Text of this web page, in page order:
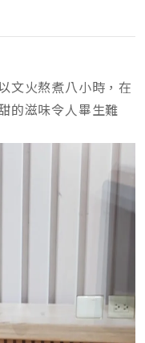
文火熬煮八小時，在
的滋味令人畢生難